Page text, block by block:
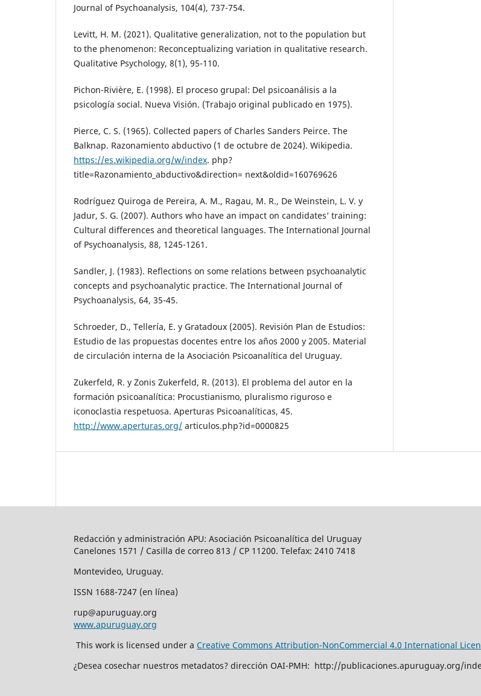
Journal of Psychoanalysis, 104(4), 737-754.
Levitt, H. M. (2021). Qualitative generalization, not to the population but
to the phenomenon: Reconceptualizing variation in qualitative research.
Qualitative Psychology, 8(1), 95-110.
Pichon-Rivière, E. (1998). El proceso grupal: Del psicoanálisis a la
psicología social. Nueva Visión. (Trabajo original publicado en 1975).
Pierce, C. S. (1965). Collected papers of Charles Sanders Peirce. The
Balknap. Razonamiento abductivo (1 de octubre de 2024). Wikipedia.
https://es.wikipedia.org/w/index. php?
title=Razonamiento_abductivo&direction= next&oldid=160769626
Rodríguez Quiroga de Pereira, A. M., Ragau, M. R., De Weinstein, L. V. y
Jadur, S. G. (2007). Authors who have an impact on candidates’ training:
Cultural differences and theoretical languages. The International Journal
of Psychoanalysis, 88, 1245-1261.
Sandler, J. (1983). Reflections on some relations between psychoanalytic
concepts and psychoanalytic practice. The International Journal of
Psychoanalysis, 64, 35-45.
Schroeder, D., Tellería, E. y Gratadoux (2005). Revisión Plan de Estudios:
Estudio de las propuestas docentes entre los años 2000 y 2005. Material
de circulación interna de la Asociación Psicoanalítica del Uruguay.
Zukerfeld, R. y Zonis Zukerfeld, R. (2013). El problema del autor en la
formación psicoanalítica: Procustianismo, pluralismo riguroso e
iconoclastia respetuosa. Aperturas Psicoanalíticas, 45.
http://www.aperturas.org/ articulos.php?id=0000825
Redacción y administración APU: Asociación Psicoanalítica del Uruguay
Canelones 1571 / Casilla de correo 813 / CP 11200. Telefax: 2410 7418
Montevideo, Uruguay.
ISSN 1688-7247 (en línea)
rup@apuruguay.org
www.apuruguay.org
This work is licensed under a Creative Commons Attribution-NonCommercial 4.0 International
¿Desea cosechar nuestros metadatos? dirección OAI-PMH: http://publicaciones.apuruguay.org/